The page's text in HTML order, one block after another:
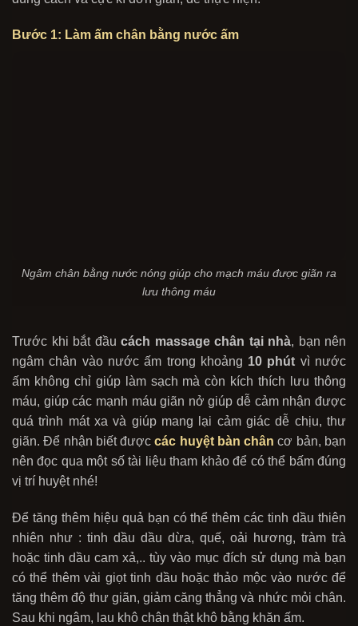
Bước 1: Làm ấm chân bằng nước ấm
Ngâm chân bằng nước nóng giúp cho mạch máu được giãn ra
lưu thông máu
Trước khi bắt đầu cách massage chân tại nhà, bạn nên
ngâm chân vào nước ấm trong khoảng 10 phút vì nước
ấm không chỉ giúp làm sạch mà còn kích thích lưu thông
máu, giúp các mạnh máu giãn nở giúp dễ cảm nhận được
quá trình mát xa và giúp mang lại cảm giác dễ chịu, thư
giãn. Để nhận biết đượccác huyệt bàn chân cơ bản, bạn
nên đọc qua một số tài liệu tham khảo để có thể bấm đúng
vị trí huyệt nhé!
Để tăng thêm hiệu quả bạn có thể thêm các tinh dầu thiên
nhiên như : tinh dầu dầu dừa, quế, oải hương, tràm trà
hoặc tinh dầu cam xả,.. tùy vào mục đích sử dụng mà bạn
có thể thêm vài giọt tinh dầu hoặc thảo mộc vào nước để
tăng thêm độ thư giãn, giảm căng thẳng và nhức mỏi chân.
Sau khi ngâm, lau khô chân thật khô bằng khăn ấm.